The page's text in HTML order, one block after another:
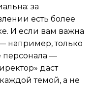
за
есть более
И если вам важна
например, только
персонала —
даст
темой, а не